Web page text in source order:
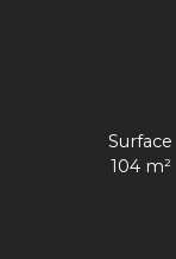
Surface
104 m²